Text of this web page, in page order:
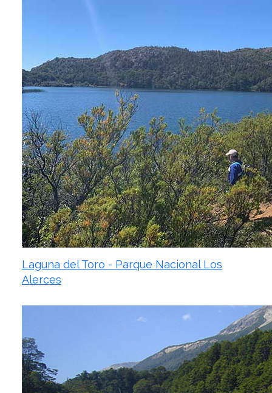
Laguna del Toro - Parque Nacional Los
Alerces